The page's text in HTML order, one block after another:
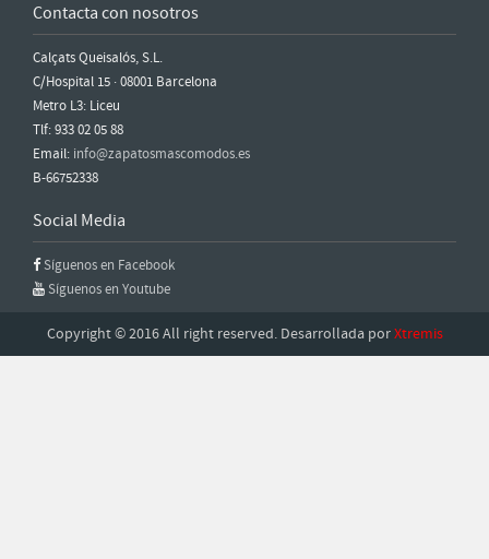
Contacta con nosotros
Calçats Queisalós, S.L.
C/Hospital 15 · 08001 Barcelona
Metro L3: Liceu
Tlf: 933 02 05 88
Email: info@zapatosmascomodos.es
B-66752338
Social Media
Síguenos en Facebook
Síguenos en Youtube
Copyright © 2016 All right reserved. Desarrollada porXtremis